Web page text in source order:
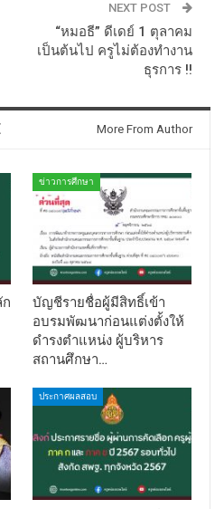
NEXT POST
“หมอธี” ดีเดย์ 1 ตุลาคม
เป็นต้นไป ครูไม่ต้องทำงาน
ธุรการ !!
More From Author
ข่าวการศึกษา
บัญชีรายชื่อผู้มีสิทธิ์เข้า
อบรมพัฒนาก่อนแต่งตั้งให้
ดำรงตำแหน่ง ผู้บริหาร
สถานศึกษา…
ประกาศผลสอบ